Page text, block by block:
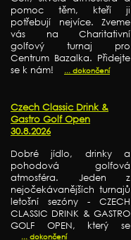
pomoc těm, kteří ji
potřebují nejvíce. Zveme
vás na Charitativní
golfový turnaj pro
Centrum Bazalka. Přidejte
se k nám!
... dokončení
Czech Classic Drink &
Gastro Golf Open
30.8.2026
Dobré jídlo, drinky a
pohodová golfová
atmosféra. Jeden z
nejočekávanějších turnajů
letošní sezóny - CZECH
CLASSIC DRINK & GASTRO
GOLF OPEN, který se
... dokončení